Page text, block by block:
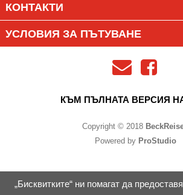
КОНТАКТИ
УСЛОВИЯ ЗА ПЪТУВАНЕ
КЪМ ПЪЛНАТА ВЕРСИЯ
Copyright © 2018
Powered by ProStudio
„Бисквитките“ ни помагат да